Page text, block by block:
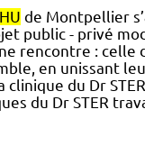
de Montpellier
public - privé
rencontre : celle
en unissant
du Dr
du Dr STER